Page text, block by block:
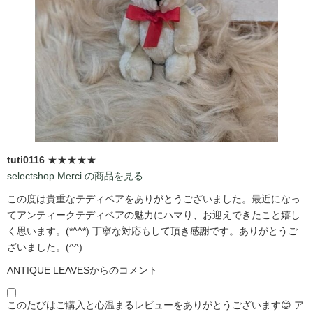
tuti0116 ★★★★★
selectshop Merci.の商品を見る
この度は貴重なテディベアをありがとうございました。最近になっ
てアンティークテディベアの魅力にハマり、お迎えできたこと嬉し
く思います。(*^^*) 丁寧な対応もして頂き感謝です。ありがとうご
ざいました。(^^)
ANTIQUE LEAVESからのコメント
このたびはご購入と心温まるレビューをありがとうございます😊 ア